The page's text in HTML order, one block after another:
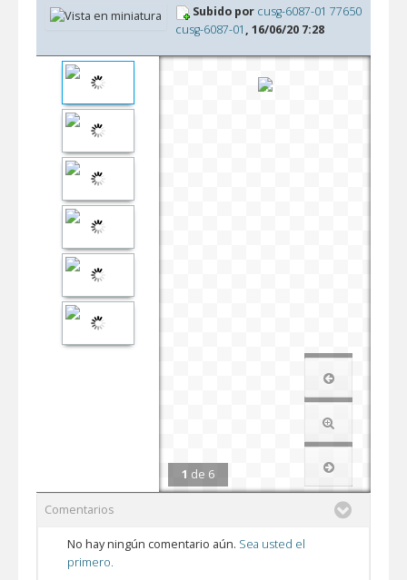
Subido por cusg-6087-01 77650
cusg-6087-01 , 16/06/20 7:28
1 de 6
Comentarios
No hay ningún comentario aún. Sea usted el
primero.